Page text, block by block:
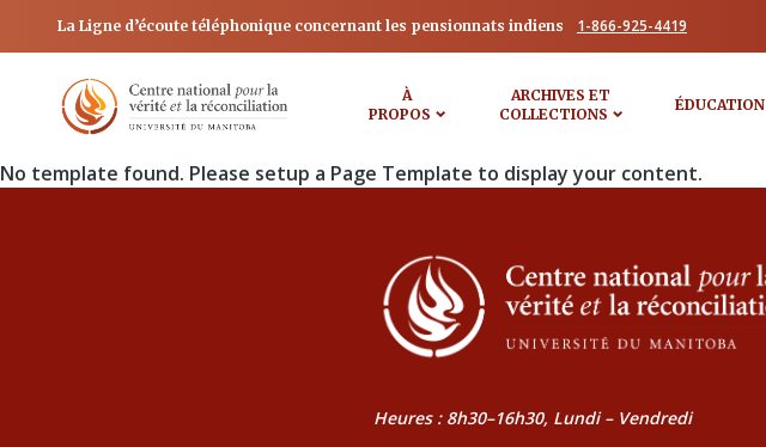
La Ligne d’écoute téléphonique concernant les pensionnats indiens 1-866-925-4419
À
PROPOS
ARCHIVES ET
COLLECTIONS
ÉDUCATION
No template found. Please setup a Page Template to display your content.
Heures : 8h30–16h30, Lundi – Vendredi